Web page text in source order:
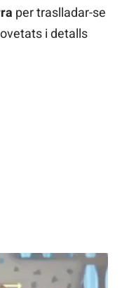
per traslladar-se
i detalls